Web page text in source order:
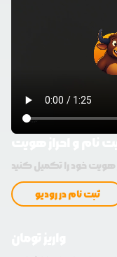
ثبت نام در رودیو